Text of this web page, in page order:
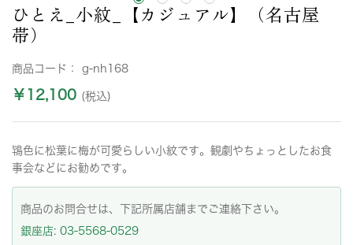
ひとえ_小紋_【カジュアル】（名古屋
帯）
商品コード： g-nh168
￥12,100 (税込)
鴇色に松葉に梅が可愛らしい小紋です。観劇やちょっとしたお食
事会などにお勧めです。
商品のお問合せは、下記所属店舗までご連絡下さい。
銀座店: 03-5568-0529